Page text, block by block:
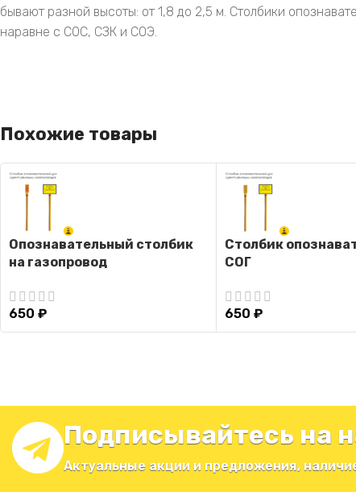
бывают разной высоты: от 1,8 до 2,5 м. Столбики
наравне с СОС, СЗК и СОЭ.
Похожие товары
Опознавательный столбик
на газопровод
650 ₽
Столбик
СОГ
650₽
Подписывайтесь на
Актуальные акции и предложения,